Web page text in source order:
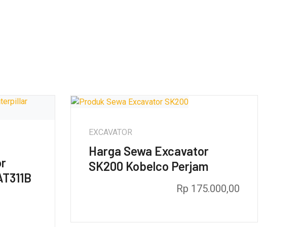
EXCAVATOR
Harga Sewa Excavator
SK200 Kobelco Perjam
Rp 175.000,00